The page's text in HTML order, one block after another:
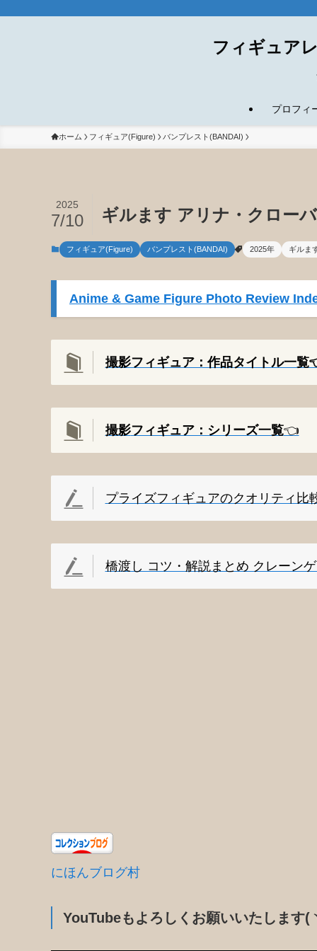
フィギュア
プロフィ
ホーム フィギュア(Figure) バンプレスト(BANDAI)
ギルます アリナ・クロー
2025
7/10
フィギュア(Figure) バンプレスト(BANDAI) 2025年 ギルま
Anime & Game Figure Photo Review
撮影フィギュア：作品タイトル一覧
撮影フィギュア：シリーズ一覧👈️
プライズフィギュアのクオリティ比
橋渡し コツ・解説まとめ クレーン
にほんブログ村
YouTubeもよろしくお願いいたします(